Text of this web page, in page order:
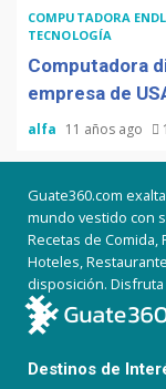
COMPUTADORA
TECNOLOGÍA
Computadora
empresa de
alfa 11 años ago
Guate360.com
mundo vestido con
Recetas de
Hoteles,
disposición. Disfruta
Destinos de